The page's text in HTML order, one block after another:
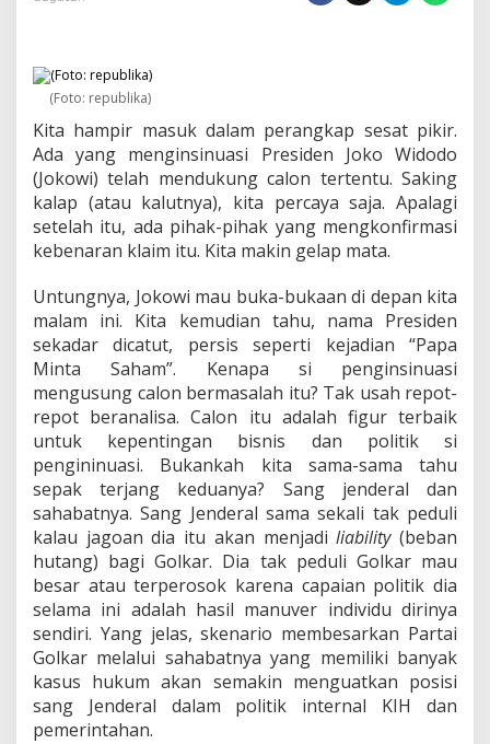
t
i
n
g
a
n
S
n
g
J
e
d
e
a
l
d
a
n
R
e
s
r
a
s
i
(Foto: republika)
Kita hampir masuk dalam perangkap sesat pikir.
Ada yang menginsinuasi Presiden Joko Widodo
(Jokowi) telah mendukung calon tertentu. Saking
kalap (atau kalutnya), kita percaya saja. Apalagi
setelah itu, ada pihak-pihak yang mengkonfirmasi
kebenaran klaim itu. Kita makin gelap mata.
Untungnya, Jokowi mau buka-bukaan di depan kita
malam ini. Kita kemudian tahu, nama Presiden
sekadar dicatut, persis seperti kejadian “Papa
Minta Saham”. Kenapa si penginsinuasi
mengusung calon bermasalah itu? Tak usah repot-
repot beranalisa. Calon itu adalah figur terbaik
untuk kepentingan bisnis dan politik si
pengininuasi. Bukankah kita sama-sama tahu
sepak terjang keduanya? Sang jenderal dan
sahabatnya. Sang Jenderal sama sekali tak peduli
kalau jagoan dia itu akan menjadiliability(beban
hutang) bagi Golkar. Dia tak peduli Golkar mau
besar atau terperosok karena capaian politik dia
selama ini adalah hasil manuver individu dirinya
sendiri. Yang jelas, skenario membesarkan Partai
Golkar melalui sahabatnya yang memiliki banyak
kasus hukum akan semakin menguatkan posisi
sang Jenderal dalam politik internal KIH dan
pemerintahan.